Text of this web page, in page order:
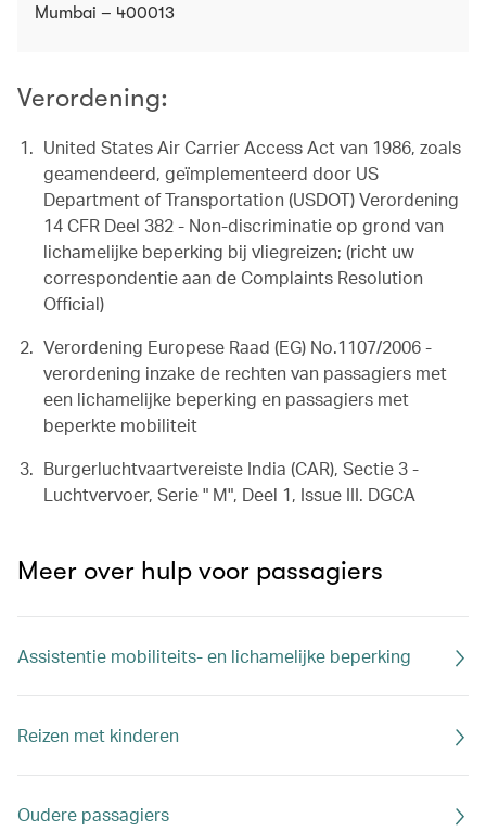
Mumbai – 400013
Verordening:
United States Air Carrier Access Act van 1986, zoals
geamendeerd, geïmplementeerd door US
Department of Transportation (USDOT) Verordening
14 CFR Deel 382 - Non-discriminatie op grond van
lichamelijke beperking bij vliegreizen; (richt uw
correspondentie aan de Complaints Resolution
Official)
Verordening Europese Raad (EG) No.1107/2006 -
verordening inzake de rechten van passagiers met
een lichamelijke beperking en passagiers met
beperkte mobiliteit
Burgerluchtvaartvereiste India (CAR), Sectie 3 -
Luchtvervoer, Serie " M", Deel 1, Issue III. DGCA
Meer over hulp voor passagiers
Assistentie mobiliteits- en lichamelijke beperking
Reizen met kinderen
Oudere passagiers